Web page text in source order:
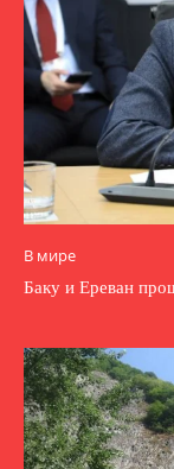
В мире
Баку и Ереван